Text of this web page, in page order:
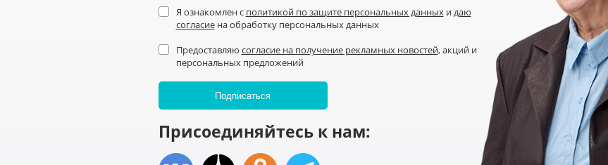
Я ознакомлен с политикой по защите персональных данныхи даю
согласиена обработку персональных данных
Предоставляю согласие на получение рекламных новостей, акций и
персональных предложений
Присоединяйтесь к нам: